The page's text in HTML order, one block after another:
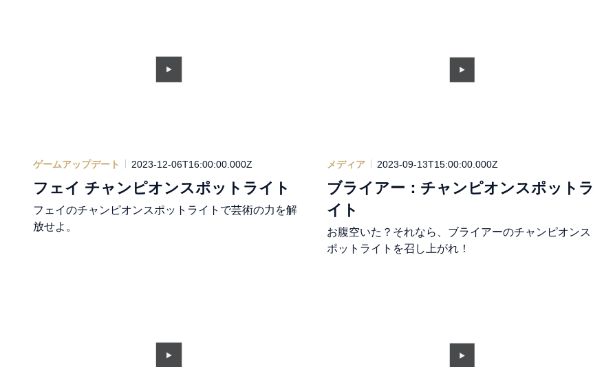
ゲームアップデート 2023-12-06T16:00:00.000Z
フェイ チャンピオンスポットライト
フェイのチャンピオンスポットライトで芸術の力を解
放せよ。
メディア 2023-09-13T15:00:00.000Z
ブライアー：チャンピオンスポットラ
イト
お腹空いた？それなら、ブライアーのチャンピオンス
ポットライトを召し上がれ！